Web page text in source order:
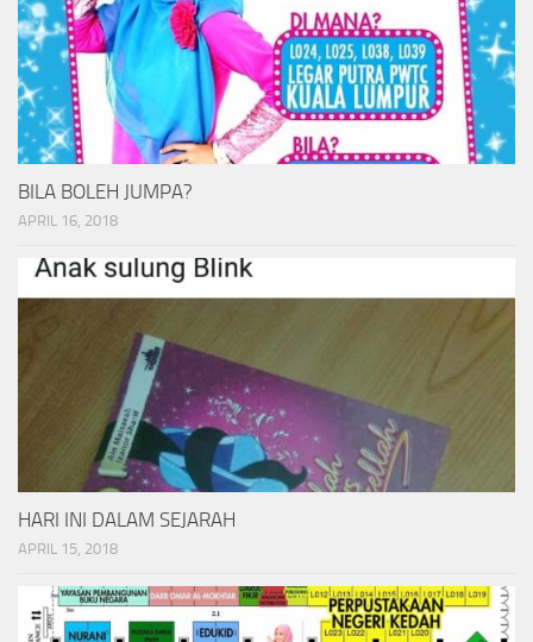
BILA BOLEH JUMPA?
APRIL 16, 2018
HARI INI DALAM SEJARAH
APRIL 15, 2018